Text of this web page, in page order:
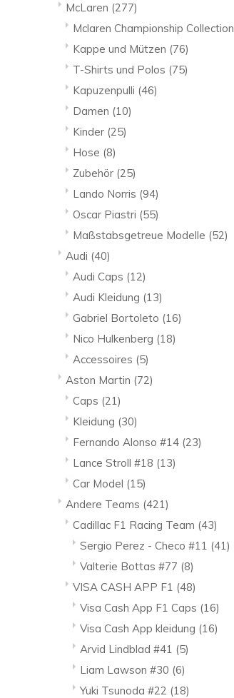
McLaren (277)
Mclaren Championship Collection
Kappe und Mützen (76)
T-Shirts und Polos (75)
Kapuzenpulli (46)
Damen (10)
Kinder (25)
Hose (8)
Zubehör (25)
Lando Norris (94)
Oscar Piastri (55)
Maßstabsgetreue Modelle (52)
Audi (40)
Audi Caps (12)
Audi Kleidung (13)
Gabriel Bortoleto (16)
Nico Hulkenberg (18)
Accessoires (5)
Aston Martin (72)
Caps (21)
Kleidung (30)
Fernando Alonso #14 (23)
Lance Stroll #18 (13)
Car Model (15)
Andere Teams (421)
Cadillac F1 Racing Team (43)
Sergio Perez - Checo #11 (41)
Valterie Bottas #77 (8)
VISA CASH APP F1 (48)
Visa Cash App F1 Caps (16)
Visa Cash App kleidung (16)
Arvid Lindblad #41 (5)
Liam Lawson #30 (6)
Yuki Tsunoda #22 (18)